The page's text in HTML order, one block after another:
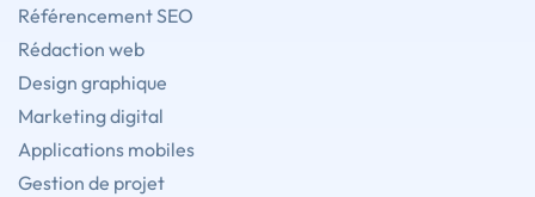
Référencement SEO
Rédaction web
Design graphique
Marketing digital
Applications mobiles
Gestion de projet